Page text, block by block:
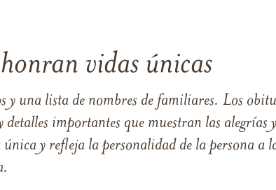
vidas únicas
y una lista de nombres de familiares. Los
importantes que muestran las alegrías
y refleja la personalidad de la persona a